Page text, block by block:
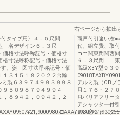
付タイプ用〉４．５尺間
デザイン６．３尺
格寸法呼称記号・価格寸
格寸法呼称記号・価格寸法
。姿 図寸法呼称記号・価
１３１５１８２０２２台輪
製６８９７４９９３９９８
９５０９８７９４９９４
，８９４２，０９４２，２
右ページから抽出
雨戸付引違い窓●
代、組立費、取
mm関東間関西
６．３尺間 東
高級XBY型９３
アルミ製（CBブ
用１７６・２７
用バリアフリー
アシャッター付
違い窓シャッタ